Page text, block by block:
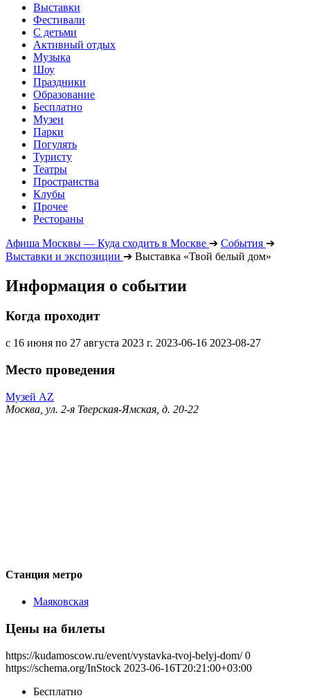
Выставки
Фестивали
С детьми
Активный отдых
Музыка
Шоу
Праздники
Образование
Бесплатно
Музеи
Парки
Погулять
Туристу
Театры
Пространства
Клубы
Прочее
Рестораны
Афиша Москвы — Куда сходить в Москве ➔ События ➔
Выставки и экспозиции ➔ Выставка «Твой белый дом»
Информация о событии
Когда проходит
с 16 июня по 27 августа 2023 г. 2023-06-16 2023-08-27
Место проведения
Музей AZ
Москва, ул. 2-я Тверская-Ямская, д. 20-22
Станция метро
Маяковская
Цены на билеты
https://kudamoscow.ru/event/vystavka-tvoj-belyj-dom/ 0
https://schema.org/InStock 2023-06-16T20:21:00+03:00
Бесплатно